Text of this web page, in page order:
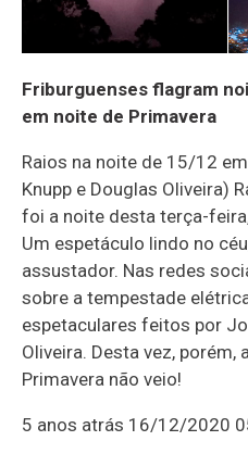
Friburguenses flagram
em noite de Primavera
Raios na noite de 15/12
Knupp e Douglas Oliveira)
foi a noite desta terça-
Um espetáculo lindo no
assustador. Nas redes
sobre a tempestade
espetaculares feitos por
Oliveira. Desta vez, porém,
Primavera não veio!
5 anos atrás 16/12/2020